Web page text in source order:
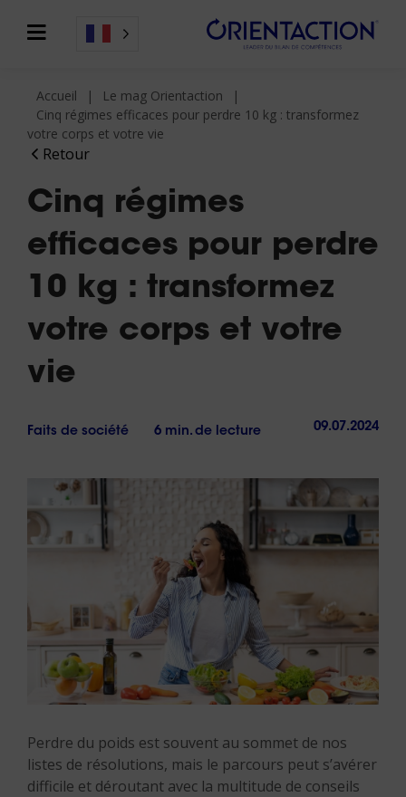
Retour
Accueil
Le mag Orientaction
Cinq régimes efficaces pour perdre 10 kg : transformez
votre corps et votre vie
Cinq régimes
efficaces pour perdre
10 kg : transformez
votre corps et votre
vie
Faits de société 6 min. de lecture 09.07.2024
Perdre du poids est souvent au sommet de nos
listes de résolutions, mais le parcours peut s’avérer
difficile et déroutant avec la multitude de conseils